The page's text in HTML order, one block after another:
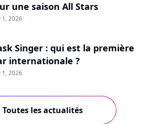
une saison All Stars
1, 2026
Singer : qui est la première
internationale ?
1, 2026
Toutes les actualités